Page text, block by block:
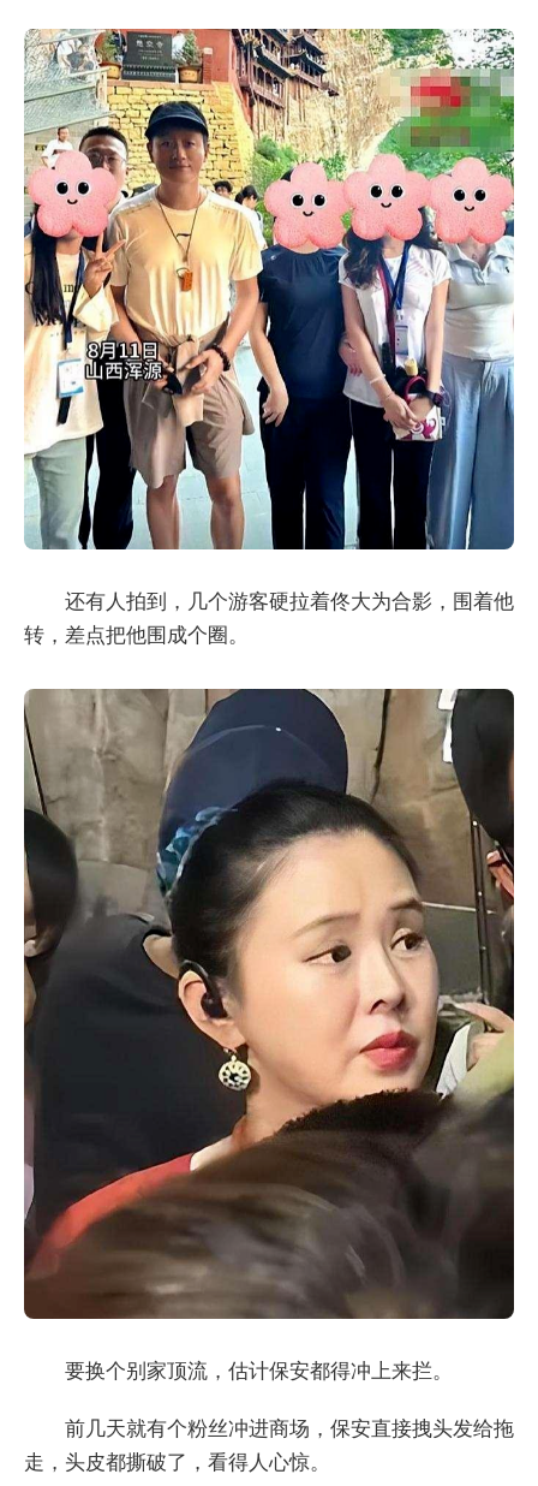
还有人拍到，几个游客硬拉着佟大为合影，围着他
转，差点把他围成个圈。
要换个别家顶流，估计保安都得冲上来拦。
前几天就有个粉丝冲进商场，保安直接拽头发给拖
走，头皮都撕破了，看得人心惊。